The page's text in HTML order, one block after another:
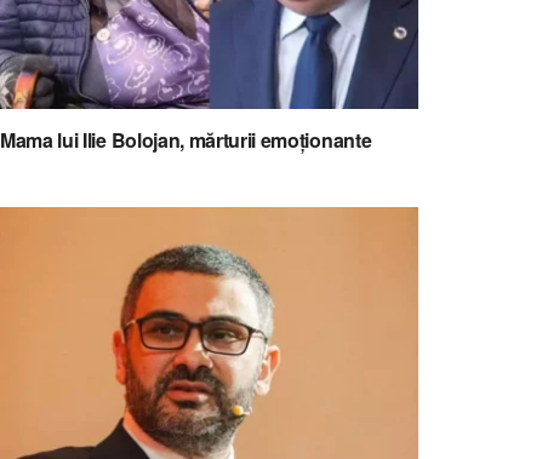
Mama lui Ilie Bolojan, mărturii emoționante